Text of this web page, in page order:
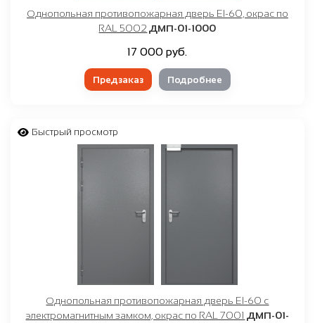
Однопольная противопожарная дверь EI-60, окрас по
RAL 5002 ДМП-01-1000
17 000 руб.
Предзаказ Подробнее
Быстрый просмотр
Однопольная противопожарная дверь EI-60 с
электромагнитным замком, окрас по RAL 7001 ДМП-01-